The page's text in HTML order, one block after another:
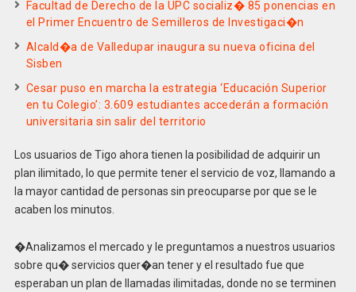
Facultad de Derecho de la UPC socializ� 85 ponencias en
el Primer Encuentro de Semilleros de Investigaci�n
Alcald�a de Valledupar inaugura su nueva oficina del
Sisben
Cesar puso en marcha la estrategia ‘Educación Superior
en tu Colegio’: 3.609 estudiantes accederán a formación
universitaria sin salir del territorio
Los usuarios de Tigo ahora tienen la posibilidad de adquirir un
plan ilimitado, lo que permite tener el servicio de voz, llamando a
la mayor cantidad de personas sin preocuparse por que se le
acaben los minutos.
�Analizamos el mercado y le preguntamos a nuestros usuarios
sobre qu� servicios quer�an tener y el resultado fue que
esperaban un plan de llamadas ilimitadas, donde no se terminen